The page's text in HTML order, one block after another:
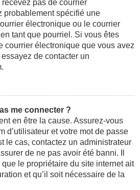
pas de courrier
probablement spécifié une
électronique ou le courrier
tant que pourriel. Si vous êtes
courrier électronique que vous avez
de contacter un
me connecter ?
en être la cause. Assurez-vous
d’utilisateur et votre mot de passe
le cas, contactez un administrateur
de ne pas avoir été banni. Il
le propriétaire du site internet ait
et qu’il soit nécessaire de la